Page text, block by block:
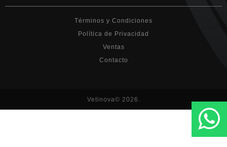
Términos y Condiciones
Política de Privacidad
Ventas
Contacto
Vetinova© 2026.